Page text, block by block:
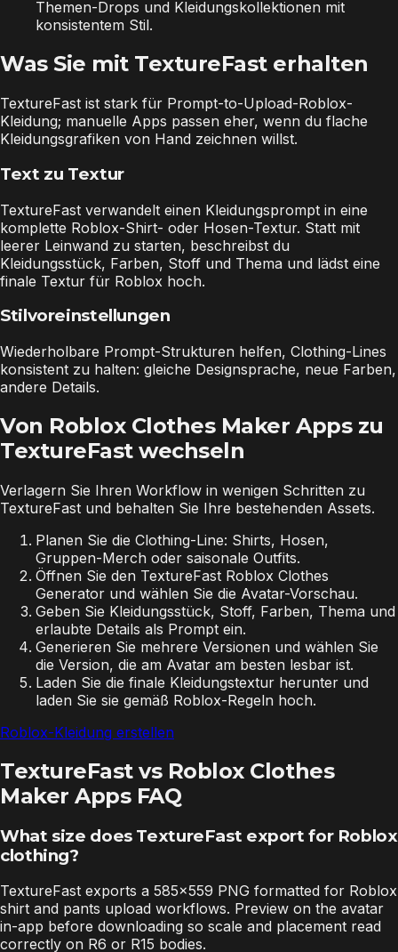
Themen-Drops und Kleidungskollektionen mit
konsistentem Stil.
Was Sie mit TextureFast erhalten
TextureFast ist stark für Prompt-to-Upload-Roblox-
Kleidung; manuelle Apps passen eher, wenn du flache
Kleidungsgrafiken von Hand zeichnen willst.
Text zu Textur
TextureFast verwandelt einen Kleidungsprompt in eine
komplette Roblox-Shirt- oder Hosen-Textur. Statt mit
leerer Leinwand zu starten, beschreibst du
Kleidungsstück, Farben, Stoff und Thema und lädst eine
finale Textur für Roblox hoch.
Stilvoreinstellungen
Wiederholbare Prompt-Strukturen helfen, Clothing-Lines
konsistent zu halten: gleiche Designsprache, neue Farben,
andere Details.
Von Roblox Clothes Maker Apps zu
TextureFast wechseln
Verlagern Sie Ihren Workflow in wenigen Schritten zu
TextureFast und behalten Sie Ihre bestehenden Assets.
Planen Sie die Clothing-Line: Shirts, Hosen,
Gruppen-Merch oder saisonale Outfits.
Öffnen Sie den TextureFast Roblox Clothes
Generator und wählen Sie die Avatar-Vorschau.
Geben Sie Kleidungsstück, Stoff, Farben, Thema und
erlaubte Details als Prompt ein.
Generieren Sie mehrere Versionen und wählen Sie
die Version, die am Avatar am besten lesbar ist.
Laden Sie die finale Kleidungstextur herunter und
laden Sie sie gemäß Roblox-Regeln hoch.
Roblox-Kleidung erstellen
TextureFast vs Roblox Clothes
Maker Apps FAQ
What size does TextureFast export for Roblox
clothing?
TextureFast exports a 585×559 PNG formatted for Roblox
shirt and pants upload workflows. Preview on the avatar
in-app before downloading so scale and placement read
correctly on R6 or R15 bodies.